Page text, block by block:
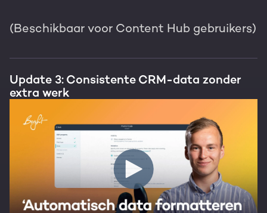
(Beschikbaar voor Content Hub gebruikers)
Update 3: Consistente CRM-data zonder
extra werk